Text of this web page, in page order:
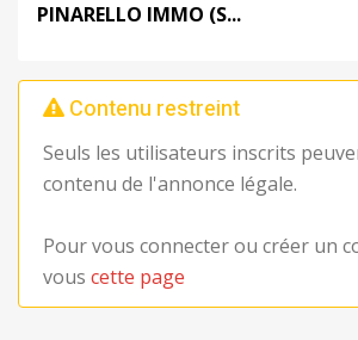
PINARELLO IMMO (S...
Contenu restreint
Seuls les utilisateurs inscrits
contenu de l'annonce légale.
Pour vous connecter ou créer un
vous cette page